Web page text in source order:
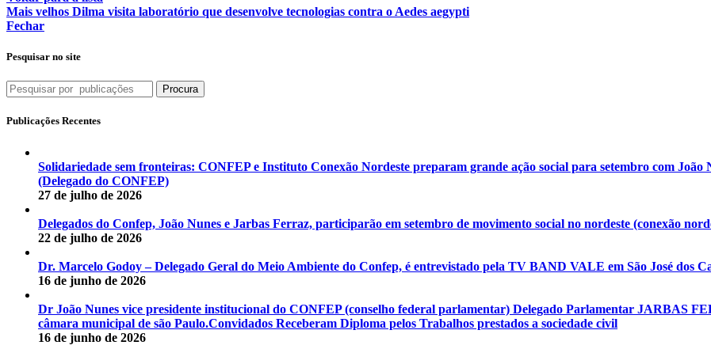
Mais velhos Dilma visita laboratório que desenvolve tecnologias contra o Aedes aegypti
Fechar
Pesquisar no site
Procura
Publicações Recentes
Solidariedade sem fronteiras: CONFEP e Instituto Conexão Nordeste preparam grande ação social para setembro com
(Delegado do CONFEP)
27 de julho de 2026
Delegados do Confep, João Nunes e Jarbas Ferraz, participarão em setembro de movimento social no nordeste (conexão
22 de julho de 2026
Dr. Marcelo Godoy – Delegado Geral do Meio Ambiente do Confep, é entrevistado pela TV BAND VALE em São José dos
16 de junho de 2026
Dr João Nunes vice presidente institucional do CONFEP (conselho federal parlamentar) Delegado Parlamentar JARBAS
câmara municipal de são Paulo.Convidados Receberam Diploma pelos Trabalhos prestados a sociedade civil
16 de junho de 2026